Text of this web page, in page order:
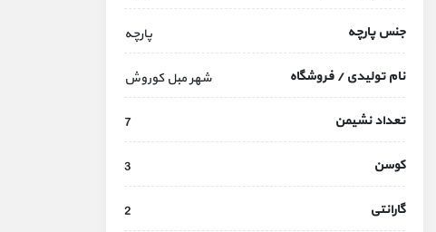
جنس پارچه پارچه
نام تولیدی / فروشگاه شهر مبل کوروش
تعداد نشیمن 7
کوسن 3
گارانتی 2